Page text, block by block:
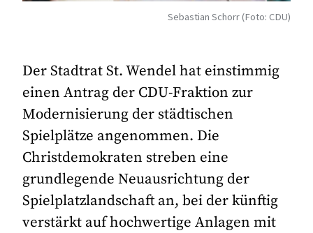
Sebastian Schorr (Foto: CDU)
Der Stadtrat St. Wendel hat einstimmig
einen Antrag der CDU-Fraktion zur
Modernisierung der städtischen
Spielplätze angenommen. Die
Christdemokraten streben eine
grundlegende Neuausrichtung der
Spielplatzlandschaft an, bei der künftig
verstärkt auf hochwertige Anlagen mit